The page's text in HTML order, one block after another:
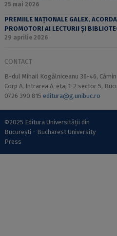
25 mai 2026
PREMIILE NAȚIONALE GALEX,
PROMOTORI AI LECTURII ȘI
29 aprilie 2026
CONTACT
B-dul Mihail Kogălniceanu 36-46,
Corp A, Intrarea A, etaj 1-2 sector 5,
0726 390 815 editura@g.unibuc.ro
©2025 Editura Universității din
București - Bucharest University
Press